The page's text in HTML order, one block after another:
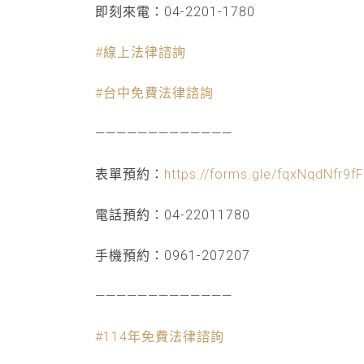
即刻來電：04-2201-1780
#線上法律諮詢
#台中免費法律諮詢
—————————————
表單預約： https://forms.gle/
電話預約：04-22011780
手機預約：0961-207207
—————————————
#114年免費法律諮詢